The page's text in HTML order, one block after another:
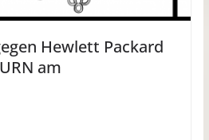
Hewlett Packard
am